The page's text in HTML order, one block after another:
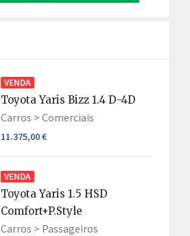
VENDA
Toyota Yaris Bizz 1.4 D-4D
Carros > Comerciais
11.375,00 €
VENDA
Toyota Yaris 1.5 HSD
Comfort+P.Style
Carros > Passageiros